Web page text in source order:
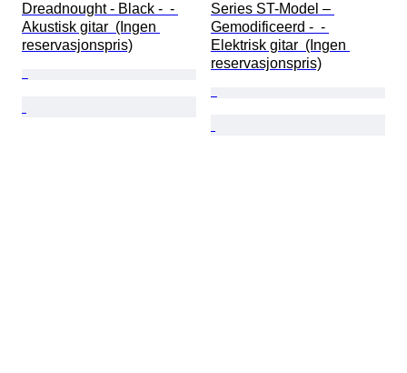
Dreadnought - Black -  -
Akustisk gitar  (Ingen
reservasjonspris)
Series ST-Model –
Gemodificeerd -  -
Elektrisk gitar  (Ingen
reservasjonspris)